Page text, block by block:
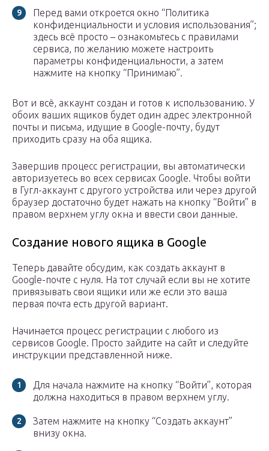
Перед вами откроется окно “Политика
конфиденциальности и условия использования”;
здесь всё просто – ознакомьтесь с правилами
сервиса, по желанию можете настроить
параметры конфиденциальности, а затем
нажмите на кнопку “Принимаю”.
Вот и всё, аккаунт создан и готов к использованию. У
обоих ваших ящиков будет один адрес электронной
почты и письма, идущие в Google-почту, будут
приходить сразу на оба ящика.
Завершив процесс регистрации, вы автоматически
авторизуетесь во всех сервисах Google. Чтобы войти
в Гугл-аккаунт с другого устройства или через другой
браузер достаточно будет нажать на кнопку “Войти” в
правом верхнем углу окна и ввести свои данные.
Создание нового ящика в Google
Теперь давайте обсудим, как создать аккаунт в
Google-почте с нуля. На тот случай если вы не хотите
привязывать свои ящики или же если это ваша
первая почта есть другой вариант.
Начинается процесс регистрации с любого из
сервисов Google. Просто зайдите на сайт и следуйте
инструкции представленной ниже.
Для начала нажмите на кнопку “Войти”, которая
должна находиться в правом верхнем углу.
Затем нажмите на кнопку “Создать аккаунт”
внизу окна.